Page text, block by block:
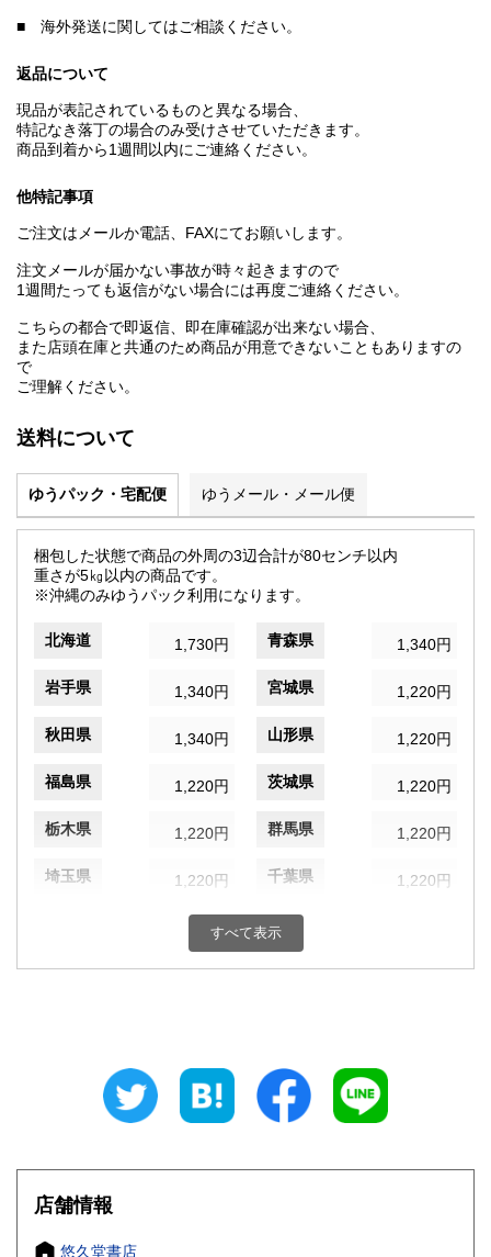
■ 海外発送に関してはご相談ください。
返品について
現品が表記されているものと異なる場合、
特記なき落丁の場合のみ受けさせていただきます。
商品到着から1週間以内にご連絡ください。
他特記事項
ご注文はメールか電話、FAXにてお願いします。
注文メールが届かない事故が時々起きますので
1週間たっても返信がない場合には再度ご連絡ください。
こちらの都合で即返信、即在庫確認が出来ない場合、
また店頭在庫と共通のため商品が用意できないこともありますの
で
ご理解ください。
送料について
ゆうパック・宅配便 ゆうメール・メール便
梱包した状態で商品の外周の3辺合計が80センチ以内
重さが5㎏以内の商品です。
※沖縄のみゆうパック利用になります。
北海道 1,730円 青森県 1,340円
岩手県 1,340円 宮城県 1,220円
秋田県 1,340円 山形県 1,220円
福島県 1,220円 茨城県 1,220円
栃木県 1,220円 群馬県 1,220円
埼玉県 1,220円 千葉県 1,220円
1,220円 神奈川県
新潟県 1,220円 富山県 1,220円
1,220円 長野県
1,220円 静岡県
滋賀県
すべて表示
店舗情報
悠久堂書店